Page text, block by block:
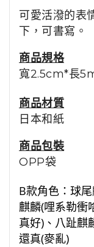
可愛活潑的表
下，可書寫。
商品規格
寬2.5cm*長
商品材質
日本和紙
商品包裝
OPP袋
B款角色：球
麒麟(哩系勒衝
真好)、八趾麒
還真(麥亂)